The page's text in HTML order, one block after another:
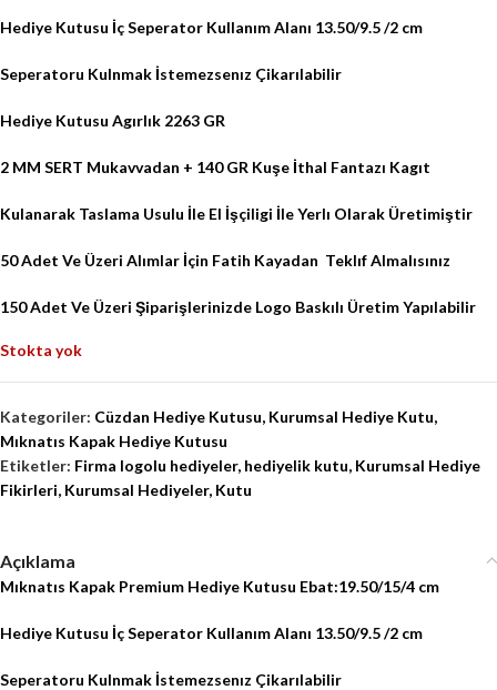
Hediye Kutusu İç Seperator Kullanım Alanı 13.50/9.5 /2 cm
Seperatoru Kulnmak İstemezsenız Çikarılabilir
Hediye Kutusu Agırlık 2263 GR
2 MM SERT Mukavvadan + 140 GR Kuşe İthal Fantazı Kagıt
Kulanarak Taslama Usulu İle El İşçiligi İle Yerlı Olarak Üretimiştir
50 Adet Ve Üzeri Alımlar İçin Fatih Kayadan Teklıf Almalısınız
150 Adet Ve Üzeri Şiparişlerinizde Logo Baskılı Üretim Yapılabilir
Stokta yok
Kategoriler: Cüzdan Hediye Kutusu, Kurumsal Hediye Kutu,
Mıknatıs Kapak Hediye Kutusu
Etiketler: Firma logolu hediyeler, hediyelik kutu, Kurumsal Hediye
Fikirleri, Kurumsal Hediyeler, Kutu
Açıklama
Mıknatıs Kapak Premium Hediye Kutusu Ebat:19.50/15/4 cm
Hediye Kutusu İç Seperator Kullanım Alanı 13.50/9.5 /2 cm
Seperatoru Kulnmak İstemezsenız Çikarılabilir